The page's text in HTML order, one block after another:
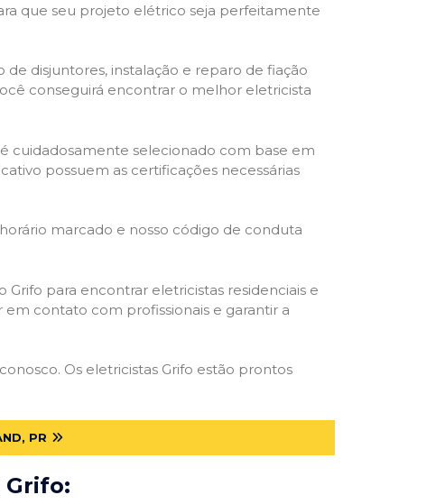
que seu projeto elétrico seja perfeitamente
disjuntores, instalação e reparo de fiação
conseguirá encontrar o melhor eletricista
cuidadosamente selecionado com base em
possuem as certificações necessárias
marcado e nosso código de conduta
para encontrar eletricistas residenciais e
contato com profissionais e garantir a
Os eletricistas Grifo estão prontos
PR
Grifo: